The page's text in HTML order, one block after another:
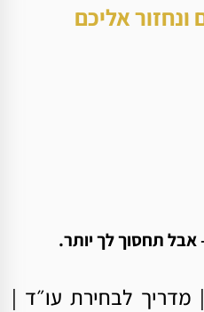
אליכם
תחסוך לך יותר.
| מדריך לבחירת עו״ד |